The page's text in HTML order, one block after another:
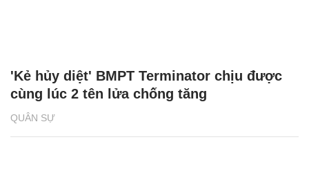
QUÂN SỰ
'Kẻ hủy diệt' BMPT Terminator chịu được
cùng lúc 2 tên lửa chống tăng